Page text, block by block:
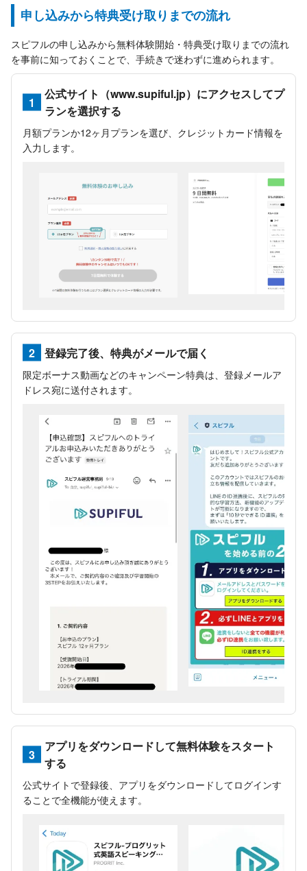
申し込みから特典受け取りまでの流れ
スピフルの申し込みから無料体験開始・特典受け取りまでの流れ
を事前に知っておくことで、手続きで迷わずに進められます。
1
公式サイト（www.supiful.jp）にアクセスしてプ
ランを選択する
月額プランか12ヶ月プランを選び、クレジットカード情報を
入力します。
2 登録完了後、特典がメールで届く
限定ボーナス動画などのキャンペーン特典は、登録メールア
ドレス宛に送付されます。
3
アプリをダウンロードして無料体験をスタート
する
公式サイトで登録後、アプリをダウンロードしてログインす
ることで全機能が使えます。